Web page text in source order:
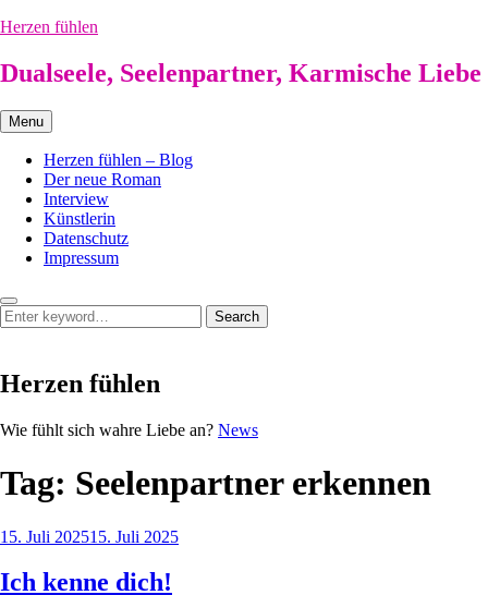
Skip
content
Herzen fühlen
Dualseele, Seelenpartner, Karmische Liebe
Menu
Herzen fühlen – Blog
Der neue Roman
Interview
Künstlerin
Datenschutz
Impressum
Search
Search
for:
Search
Herzen fühlen
Wie fühlt sich wahre Liebe an? NewsHerzen
Tag: Seelenpartner erkennen
Posted
15. Juli 202515. Juli 2025
Ich kenne dich!